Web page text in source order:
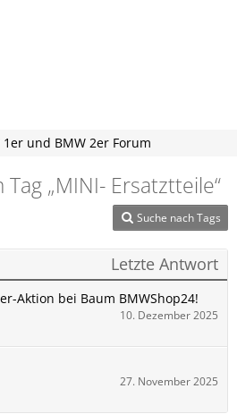
und BMW 2er Forum
„MINI- Ersatztteile“
Suche nach Tags
Letzte Antwort
Aktion bei Baum BMWShop24!
10. Dezember 2025
27. November 2025